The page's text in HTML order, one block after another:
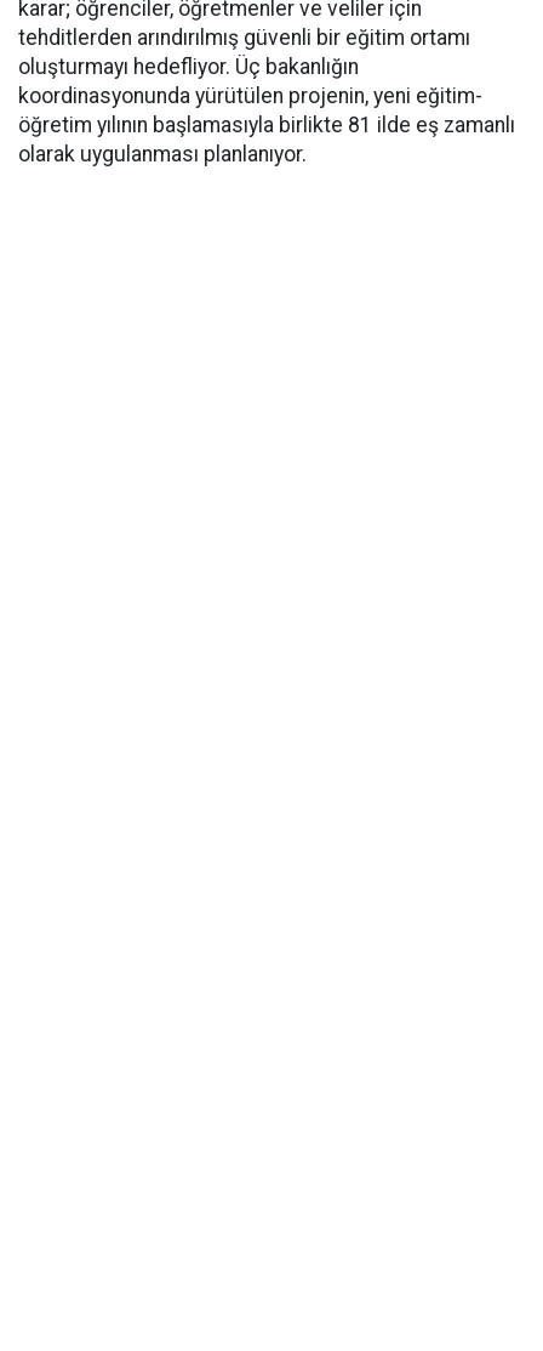
karar; öğrenciler, öğretmenler ve veliler için
tehditlerden arındırılmış güvenli bir eğitim ortamı
oluşturmayı hedefliyor. Üç bakanlığın
koordinasyonunda yürütülen projenin, yeni eğitim-
öğretim yılının başlamasıyla birlikte 81 ilde eş zamanlı
olarak uygulanması planlanıyor.